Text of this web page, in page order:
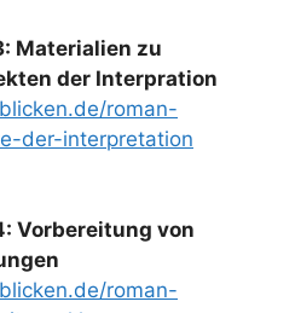
Materialien zu
der Interpration
roman-
der-interpretation
Vorbereitung von
roman-